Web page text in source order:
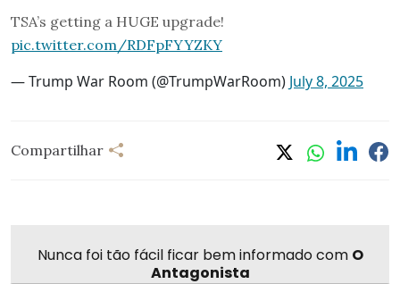
TSA’s getting a HUGE upgrade!
pic.twitter.com/RDFpFYYZKY
— Trump War Room (@TrumpWarRoom) July 8, 2025
Compartilhar
Nunca foi tão fácil ficar bem informado com O
Antagonista